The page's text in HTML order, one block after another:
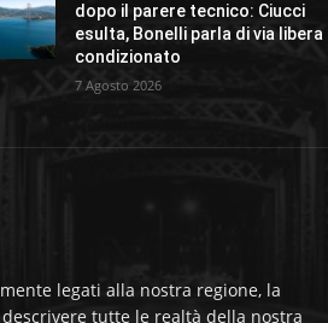
dopo il parere tecnico: Ciucci
esulta, Bonelli parla di via libera
condizionato
7 Agosto 2026
legati alla nostra regione, la
tutte le realtà della nostra